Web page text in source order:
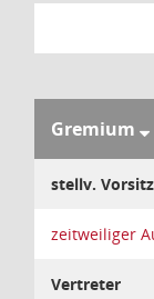
Gremium
stellv.
zeitweiliger
Vertreter